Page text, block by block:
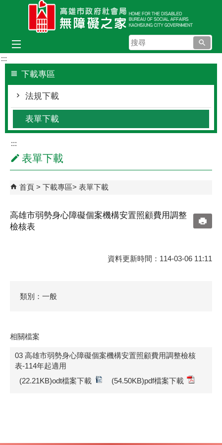
跳到主要內容區塊
搜
尋
:::
下載專區
法規下載
表單下載
:::
表單下載
首頁 下載專區 表單下載
高雄市弱勢身心障礙個案機構安置照顧費用調整
檢核表
資料更新時間：114-03-06 11:11
類別：一般
相關檔案
03 高雄市弱勢身心障礙個案機構安置照顧費用調整檢核
表-114年起適用
(22.21KB)odt檔案下載
(54.50KB)pdf檔案下載